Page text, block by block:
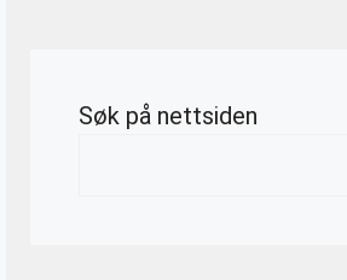
Søk på nettsiden